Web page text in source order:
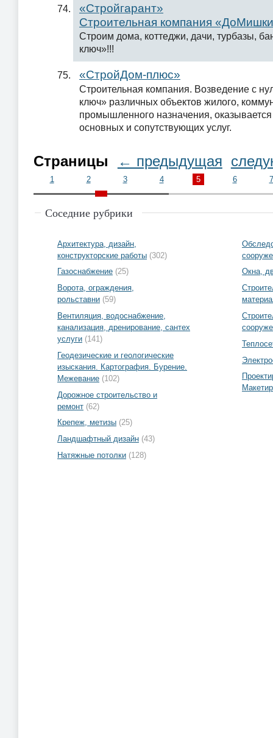
«Стройгарант»
Строительная компания
Строим дома, коттеджи, дачи, турбазы,
ключ»!!!
«СтройДом-плюс»
Строительная компания. Возведение с
ключ» различных объектов жилого,
промышленного назначения,
основных и сопутствующих услуг.
Страницы ← предыдущая
1 2 3 4 5 6 7
Соседние рубрики
Архитектура, дизайн,
конструкторские работы (302)
Газоснабжение (25)
Ворота, ограждения,
рольставни (59)
Вентиляция, водоснабжение,
канализация, дренирование, сантех
услуги (141)
Геодезические и геологические
изыскания. Картография. Бурение.
Межевание (102)
Дорожное строительство и
ремонт (62)
Крепеж, метизы (25)
Ландшафтный дизайн (43)
Натяжные потолки (128)
Окна,